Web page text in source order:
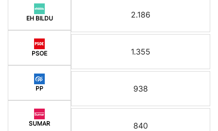
EH BILDU
PSOE
PP
SUMAR
2.186
1.355
938
840